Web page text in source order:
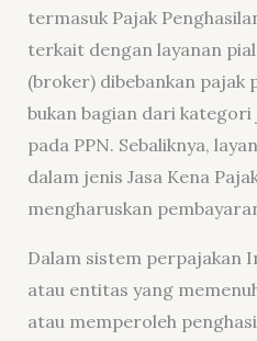
termasuk Pajak
terkait dengan layanan
(broker) dibebankan pajak
bukan bagian dari
pada PPN. Sebaliknya,
dalam jenis Jasa Kena
mengharuskan
Dalam sistem perpajakan
atau entitas yang
atau memperoleh